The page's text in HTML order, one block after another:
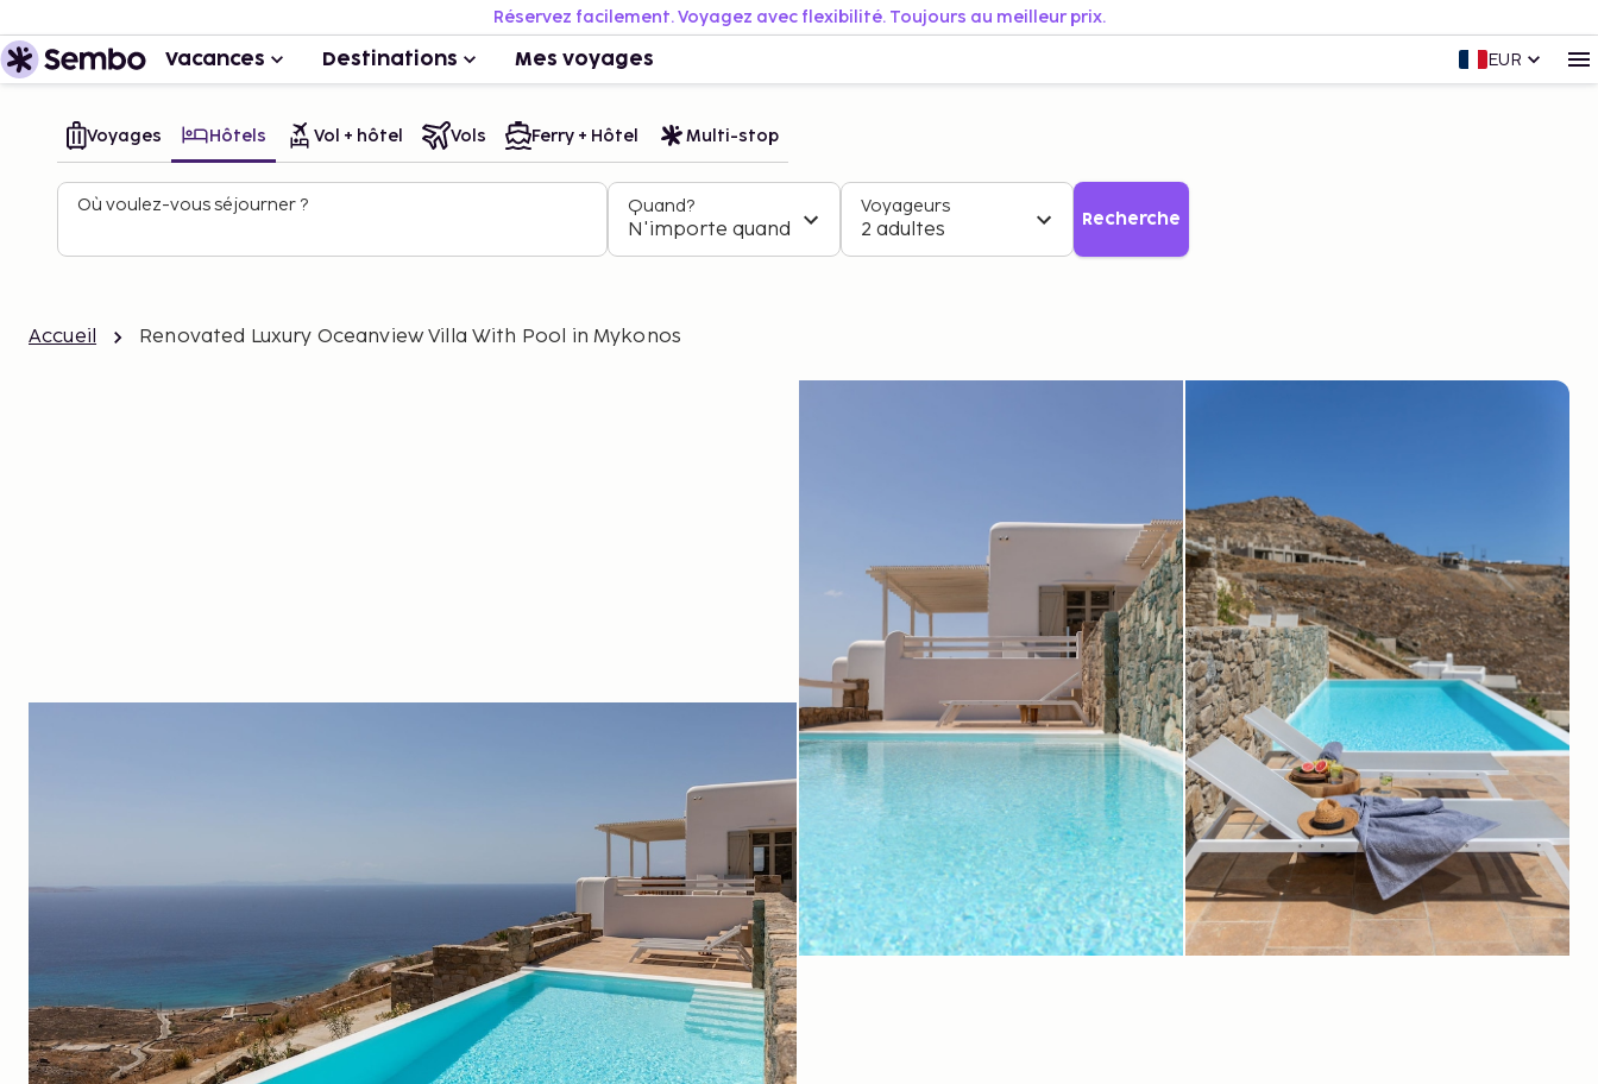
Réservez facilement. Voyagez avec flexibilité. Toujours au meilleur prix.
Vacances Destinations Mes voyages EUR
Voyages Hôtels Vol + hôtel Vols Ferry + Hôtel Multi-stop
Où voulez-vous séjourner ? Quand?
N'importe quand
Voyageurs
2 adultes Recherche
Accueil Renovated Luxury Oceanview Villa With Pool in Mykonos